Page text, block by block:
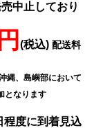
中止しており
(税込) 配送料
縄、島嶼部において
となります
程度に到着見込